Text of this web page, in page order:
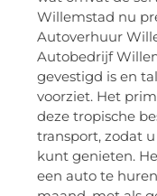
Willemstad nu
Autoverhuur
Autobedrijf
gevestigd is en
voorziet. Het
deze tropische
transport, zodat
kunt genieten.
een auto te